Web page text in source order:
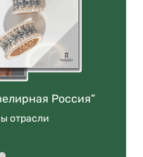
Россия”
отрасли